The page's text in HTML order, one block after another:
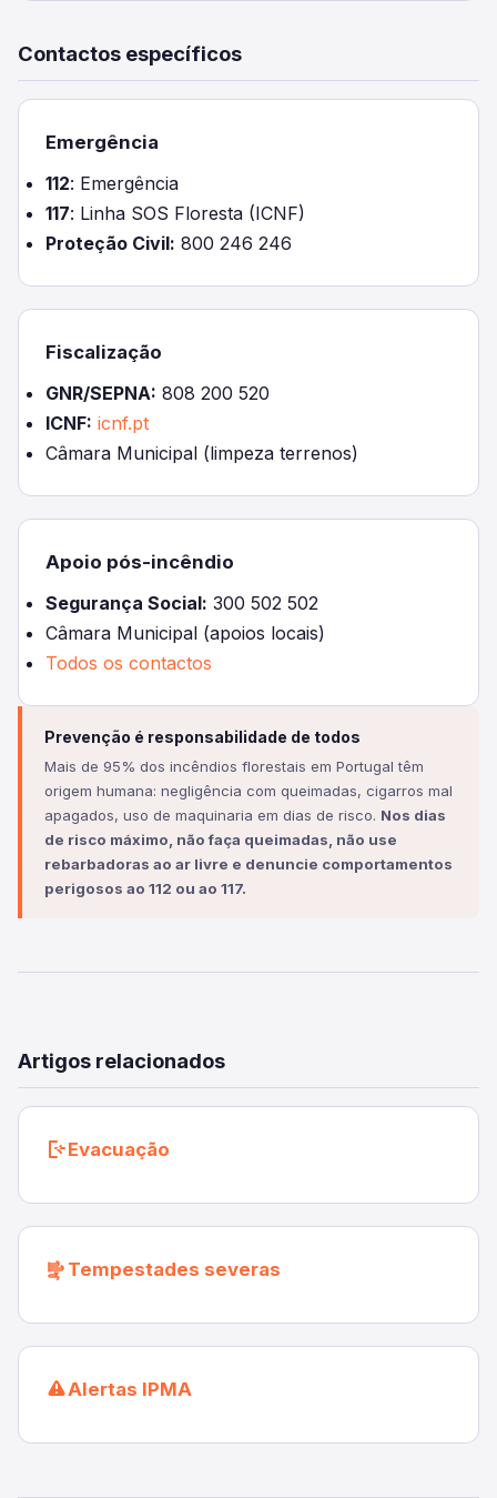
Contactos específicos
Emergência
112: Emergência
117: Linha SOS Floresta (ICNF)
Proteção Civil: 800 246 246
Fiscalização
GNR/SEPNA: 808 200 520
ICNF: icnf.pt
Câmara Municipal (limpeza terrenos)
Apoio pós-incêndio
Segurança Social: 300 502 502
Câmara Municipal (apoios locais)
Todos os contactos
Prevenção é responsabilidade de todos
Mais de 95% dos incêndios florestais em Portugal têm
origem humana: negligência com queimadas, cigarros mal
apagados, uso de maquinaria em dias de risco. Nos dias
de risco máximo, não faça queimadas, não use
rebarbadoras ao ar livre e denuncie comportamentos
perigosos ao 112 ou ao 117.
Artigos relacionados
Evacuação
Tempestades severas
Alertas IPMA